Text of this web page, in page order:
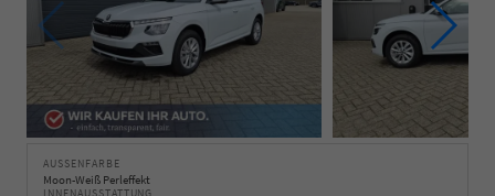
AUSSENFARBE
Moon-Weiß Perleffekt